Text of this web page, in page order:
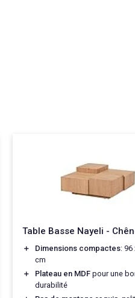
Table Basse Nayeli -
＋ Dimensions compactes: 96
cm
＋
Plateau en MDF pour une
durabilité